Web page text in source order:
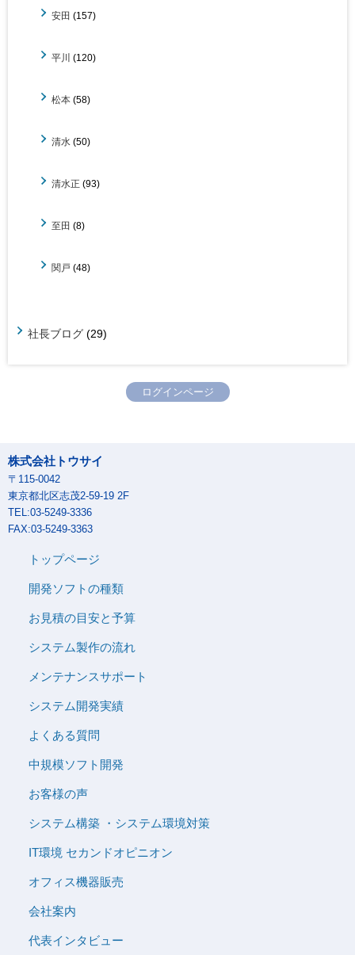
安田 (157)
平川 (120)
松本 (58)
清水 (50)
清水正 (93)
至田 (8)
関戸 (48)
社長ブログ (29)
ログインページ
株式会社トウサイ
〒115-0042
東京都北区志茂2-59-19 2F
TEL:03-5249-3336
FAX:03-5249-3363
トップページ
開発ソフトの種類
お見積の目安と予算
システム製作の流れ
メンテナンスサポート
システム開発実績
よくある質問
中規模ソフト開発
お客様の声
システム構築 ・システム環境対策
IT環境 セカンドオピニオン
オフィス機器販売
会社案内
代表インタビュー